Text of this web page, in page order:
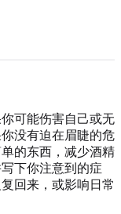
可能伤害自己或无
没有迫在眉睫的危
的东西，减少酒精
下你注意到的症
回来，或影响日常